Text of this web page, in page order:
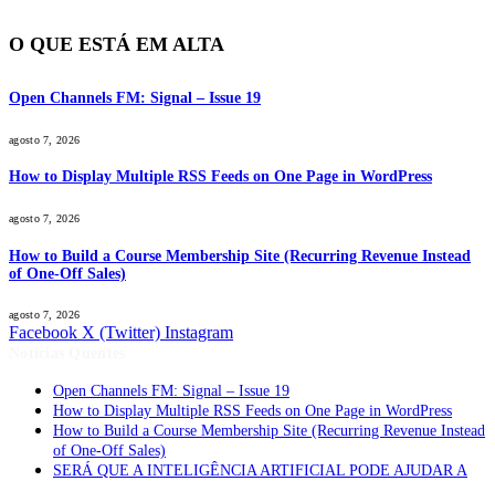
O QUE ESTÁ EM ALTA
Open Channels FM: Signal – Issue 19
agosto 7, 2026
How to Display Multiple RSS Feeds on One Page in WordPress
agosto 7, 2026
How to Build a Course Membership Site (Recurring Revenue Instead
of One-Off Sales)
agosto 7, 2026
Facebook X (Twitter) Instagram
Open Channels FM: Signal – Issue 19
How to Display Multiple RSS Feeds on One Page in WordPress
How to Build a Course Membership Site (Recurring Revenue Instead
of One-Off Sales)
SERÁ QUE A INTELIGÊNCIA ARTIFICIAL PODE AJUDAR A